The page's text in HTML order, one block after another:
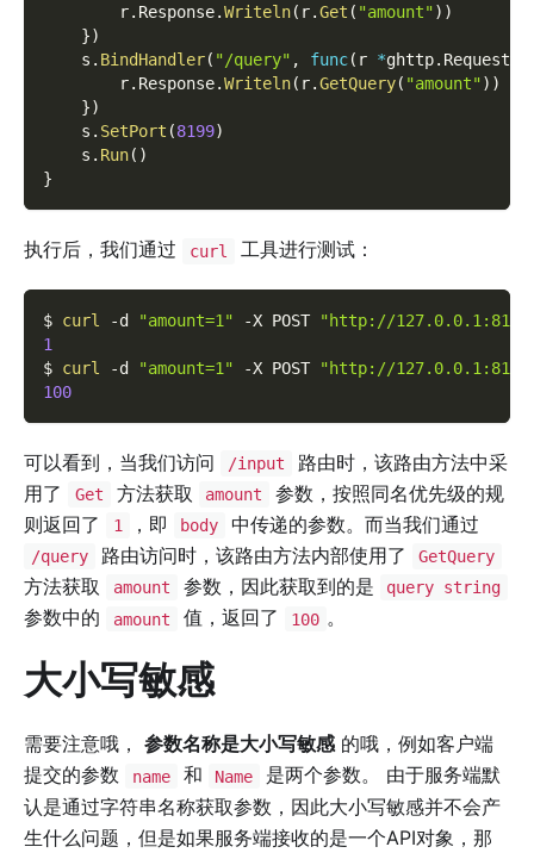
        r
. Response.Writeln( r.Get ( "amount") )
})
    s
. BindHandler( "/query" , func( r *ghttp. Request
        r
. Response.Writeln( r.GetQuery( "amount") )
})
    s
. SetPort (8199)
    s
. Run( )
}
执行后，我们通过 curl 工具进行测试：
$ curl -d "amount=1" -X POST
"http://127.0.0.1:8199/
1
$ curl -d "amount=1" -X POST
"http://127.0.0.1:8199/
100
可以看到，当我们访问 /input
路由时，该路由方法中采
用了
Get 方法获取 amount
参数，按照同名优先级的规
则返回了
1 ，即 body 中传递的参数。而当我们通过
/query 路由访问时，该路由方法内部使用了 GetQuery
方法获取 amount 参数，因此获取到的是 query string
参数中的 amount 值，返回了 100 。
大小写敏感
需要注意哦， 参数名称是大小写敏感的哦，例如客户端
提交的参数
name 和 Name
是两个参数。 由于服务端默
认是通过字符串名称获取参数，因此大小写敏感并不会产
生什么问题，但是如果服务端接收的是一个API对象，那